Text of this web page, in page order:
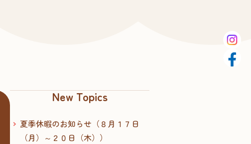
New Topics
夏季休暇のお知らせ（８月１７日
（月）～２０日（木））